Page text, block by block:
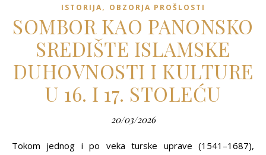
ISTORIJA, OBZORJA PROŠLOSTI
SOMBOR KAO PANONSKO
SREDIŠTE ISLAMSKE
DUHOVNOSTI I KULTURE
U 16. I 17. STOLEĆU
20/03/2026
Tokom jednog i po veka turske uprave (1541–1687),